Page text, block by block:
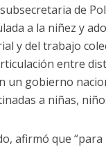
de
a la niñez y
y del trabajo
entre
un gobierno
a niñas,
afirmó que